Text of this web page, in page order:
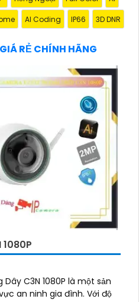
giúp bạn trong việc giới
Ezviz.
AI Coding IP66 3D DNR
RẺ CHÍNH HÃNG
1080P
C3N 1080P là một sản
ninh gia đình. Với độ